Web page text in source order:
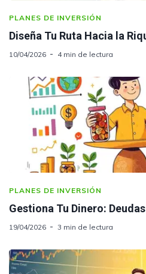
PLANES DE INVERSIÓN
Diseña Tu Ruta Hacia la
10/04/2026 4 min de lectura
PLANES DE INVERSIÓN
Gestiona Tu Dinero:
19/04/2026 3 min de lectura